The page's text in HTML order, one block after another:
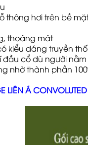
thông hơi trên bề
thoáng mát
kiểu dáng truyền
đầu cổ dù người
nhờ thành phần
LIÊN Á CONVOLUTED